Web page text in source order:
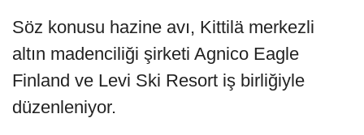
Söz konusu hazine avı, Kittilä merkezli
altın madenciliği şirketi Agnico Eagle
Finland ve Levi Ski Resort iş birliğiyle
düzenleniyor.